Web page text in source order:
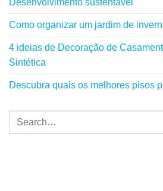
Desenvolvimento sustentável
Como organizar um jardim de
4 ideias de Decoração de
Sintética
Descubra quais os melhores pisos